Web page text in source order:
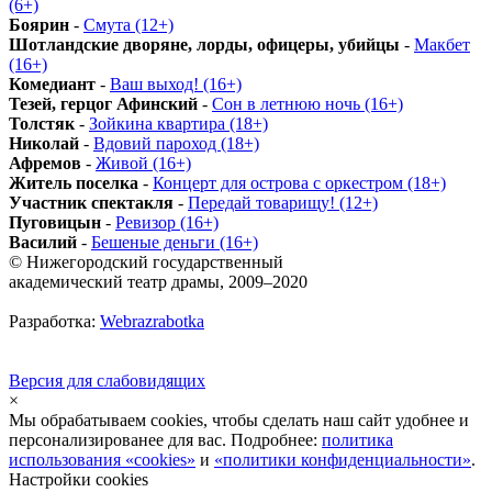
(6+)
Боярин - Смута (12+)
Шотландские дворяне, лорды, офицеры, убийцы - Макбет
(16+)
Комедиант - Ваш выход! (16+)
Тезей, герцог Афинский - Сон в летнюю ночь (16+)
Толстяк - Зойкина квартира (18+)
Николай - Вдовий пароход (18+)
Афремов - Живой (16+)
Житель поселка - Концерт для острова с оркестром (18+)
Участник спектакля - Передай товарищу! (12+)
Пуговицын - Ревизор (16+)
Василий - Бешеные деньги (16+)
© Нижегородский государственный
академический театр драмы, 2009–2020
Разработка: Webrazrabotka
Версия для слабовидящих
×
Мы обрабатываем cookies, чтобы сделать наш сайт удобнее и
персонализированее для вас. Подробнее: политика
использования «cookies» и «политики конфиденциальности».
Настройки cookies